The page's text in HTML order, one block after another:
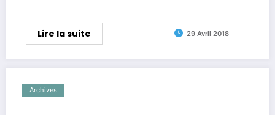
Lire la suite 29 Avril 2018
Archives